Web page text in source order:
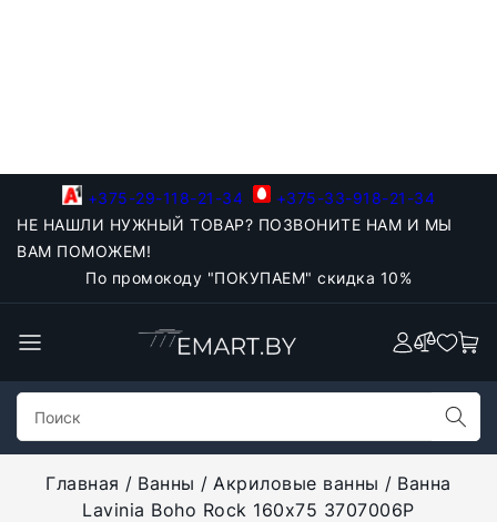
+375-29-118-21-34
+375-33-918-21-34
НЕ НАШЛИ НУЖНЫЙ ТОВАР? ПОЗВОНИТЕ НАМ И МЫ
ВАМ ПОМОЖЕМ!
По промокоду "ПОКУПАЕМ" скидка 10%
Главная Ванны Акриловые ванны
Ванна
Lavinia Boho Rock 160x75 3707006P